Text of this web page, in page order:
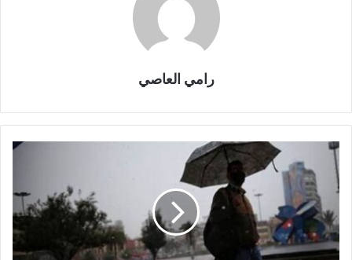
رامي العاصي